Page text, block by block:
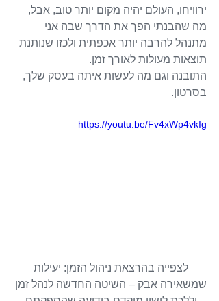
ירוויחו, העולם יהיה מקום יותר טוב, אבל,
מה שהבנתי הפך את הדרך שבה אני
מתנהל להרבה יותר אכפתית ולכזו שנותנת
תוצאות מעולות לאורך זמן.
התובנה וגם מה לעשות איתה בעסק שלך,
בסרטון.
https://youtu.be/Fv4xWp4vkIg
לצפייה בהרצאת ניהול הזמן: יעילות
שמשאירה אבק – השיטה החדשה לנהל זמן